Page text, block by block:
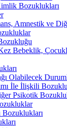
Bozuklukları
Amnestik ve
Bebeklik,
Olabilecek
İle İlişkili
Psikotik